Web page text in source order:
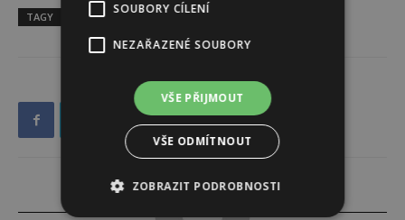
TAGY astrologie čínský horoskop
SOUBORY CÍLENÍ
NEZAŘAZENÉ SOUBORY
VŠE PŘIJMOUT
VŠE ODMÍTNOUT
ZOBRAZIT PODROBNOSTI